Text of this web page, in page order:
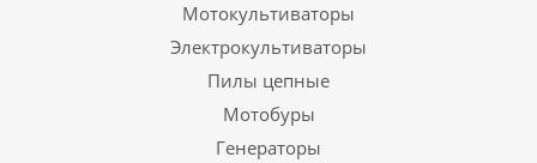
Мотокультиваторы
Электрокультиваторы
Пилы цепные
Мотобуры
Генераторы